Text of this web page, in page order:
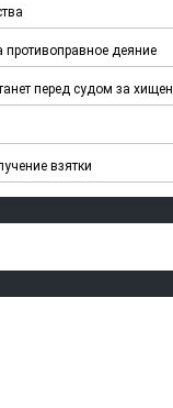
противоправное деяние
перед судом за
взятки